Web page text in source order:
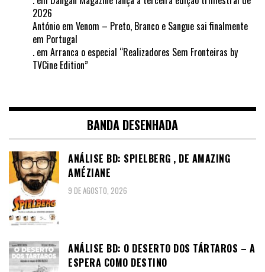
2026
António em Venom – Preto, Branco e Sangue sai finalmente
em Portugal
. em Arranca o especial “Realizadores Sem Fronteiras by
TVCine Edition”
BANDA DESENHADA
ANÁLISE BD: SPIELBERG , DE AMAZING
AMÉZIANE
9 DE AGOSTO, 2026
ANÁLISE BD: O DESERTO DOS TÁRTAROS – A
ESPERA COMO DESTINO